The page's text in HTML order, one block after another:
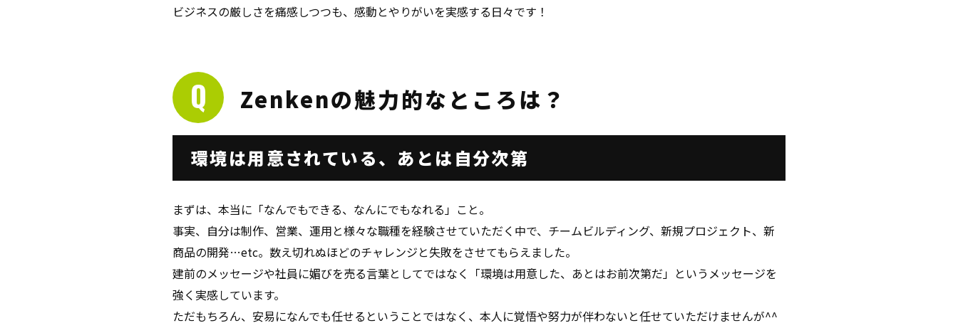
ビジネスの厳しさを痛感しつつも、感動とやりがいを実感する日々です！
Zenkenの魅力的なところは？
環境は用意されている、 あとは自分次第
まずは、本当に「なんでもできる、なんにでもなれる」こと。
事実、自分は制作、営業、運用と様々な職種を経験させていただく中で、チームビルディング、新規プロジェクト、新
商品の開発…etc。数え切れぬほどのチャレンジと失敗をさせてもらえました。
建前のメッセージや社員に媚びを売る言葉としてではなく「環境は用意した、あとはお前次第だ」というメッセージを
強く実感しています。
ただもちろん、安易になんでも任せるということではなく、本人に覚悟や努力が伴わないと任せていただけませんが^^